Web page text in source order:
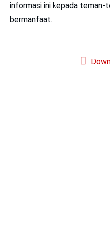
informasi ini kepada teman-
bermanfaat.